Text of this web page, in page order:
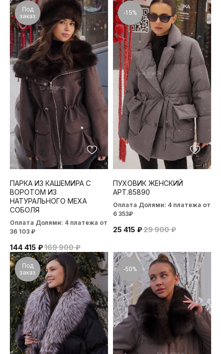
Под
заказ
ПАРКА ИЗ КАШЕМИРА С
ВОРОТОМ ИЗ
НАТУРАЛЬНОГО МЕХА
СОБОЛЯ
Оплата Долями: 4 платежа от
36 103 ₽
144 415 ₽169 900 ₽
-15%
ПУХОВИК ЖЕНСКИЙ
АРТ.85890
Оплата Долями: 4 платежа от
6 353₽
25 415 ₽29 900 ₽
Под
заказ
-50%